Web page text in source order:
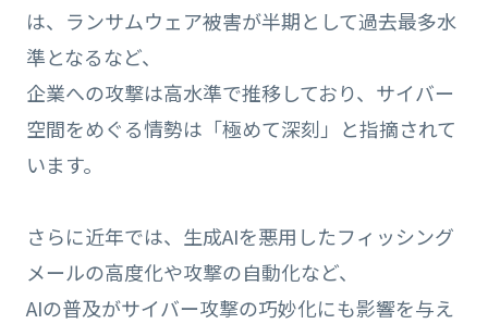
は、ランサムウェア被害が半期として過去最多水
準となるなど、
企業への攻撃は高水準で推移しており、サイバー
空間をめぐる情勢は「極めて深刻」と指摘されて
います。
さらに近年では、生成AIを悪用したフィッシング
メールの高度化や攻撃の自動化など、
AIの普及がサイバー攻撃の巧妙化にも影響を与え